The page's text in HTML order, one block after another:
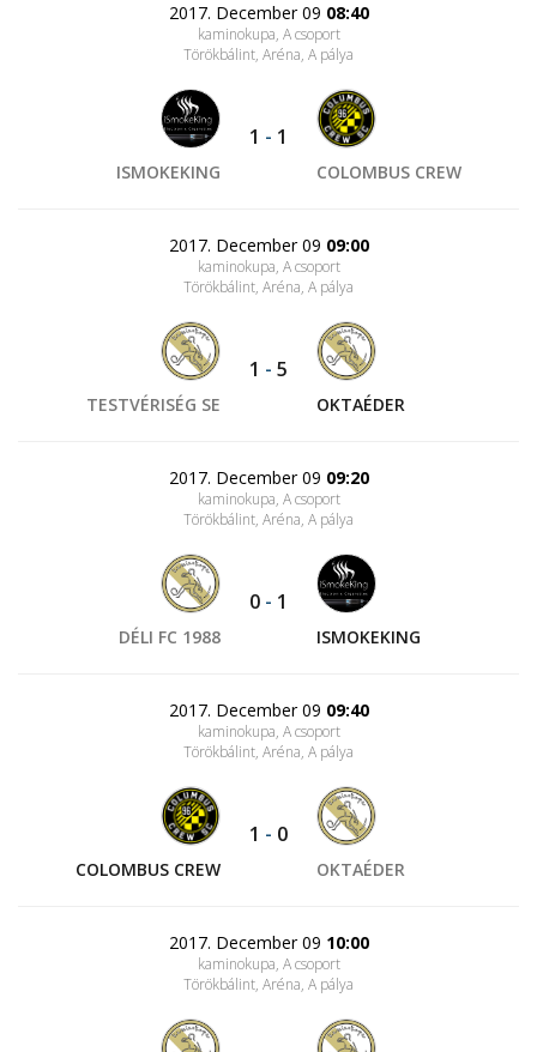
2017. December 09 08:40
kaminokupa, A csoport
Törökbálint, Aréna, A pálya
ISMOKEKING
1 - 1
COLOMBUS CREW
2017. December 09 09:00
kaminokupa, A csoport
Törökbálint, Aréna, A pálya
TESTVÉRISÉG SE
1 - 5
OKTAÉDER
2017. December 09 09:20
kaminokupa, A csoport
Törökbálint, Aréna, A pálya
DÉLI FC 1988
0 - 1
ISMOKEKING
2017. December 09 09:40
kaminokupa, A csoport
Törökbálint, Aréna, A pálya
COLOMBUS CREW
1 - 0
OKTAÉDER
2017. December 09 10:00
kaminokupa, A csoport
Törökbálint, Aréna, A pálya